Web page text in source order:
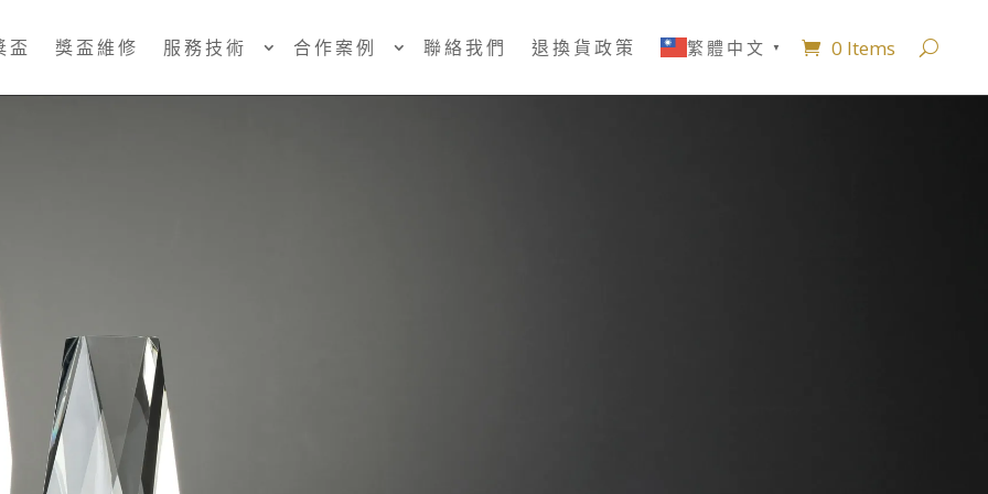
盃 獎盃維修 服務技術 合作案例 聯絡我們 退換貨政策 繁體中文 ▼ 0 Items